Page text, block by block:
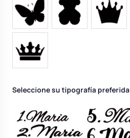
Seleccione su tipografía preferida